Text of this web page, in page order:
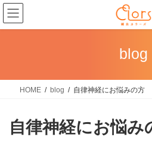
コ
ン
に
ナ
ビ
ョ
blog
HOME blog 自律神経にお悩みの方
自律神経にお悩み